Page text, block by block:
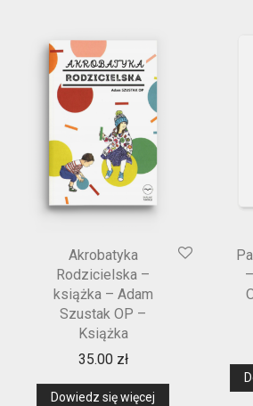
Akrobatyka
Rodzicielska –
książka – Adam
Szustak OP –
Książka
35.00 zł
Dowiedz się więcej